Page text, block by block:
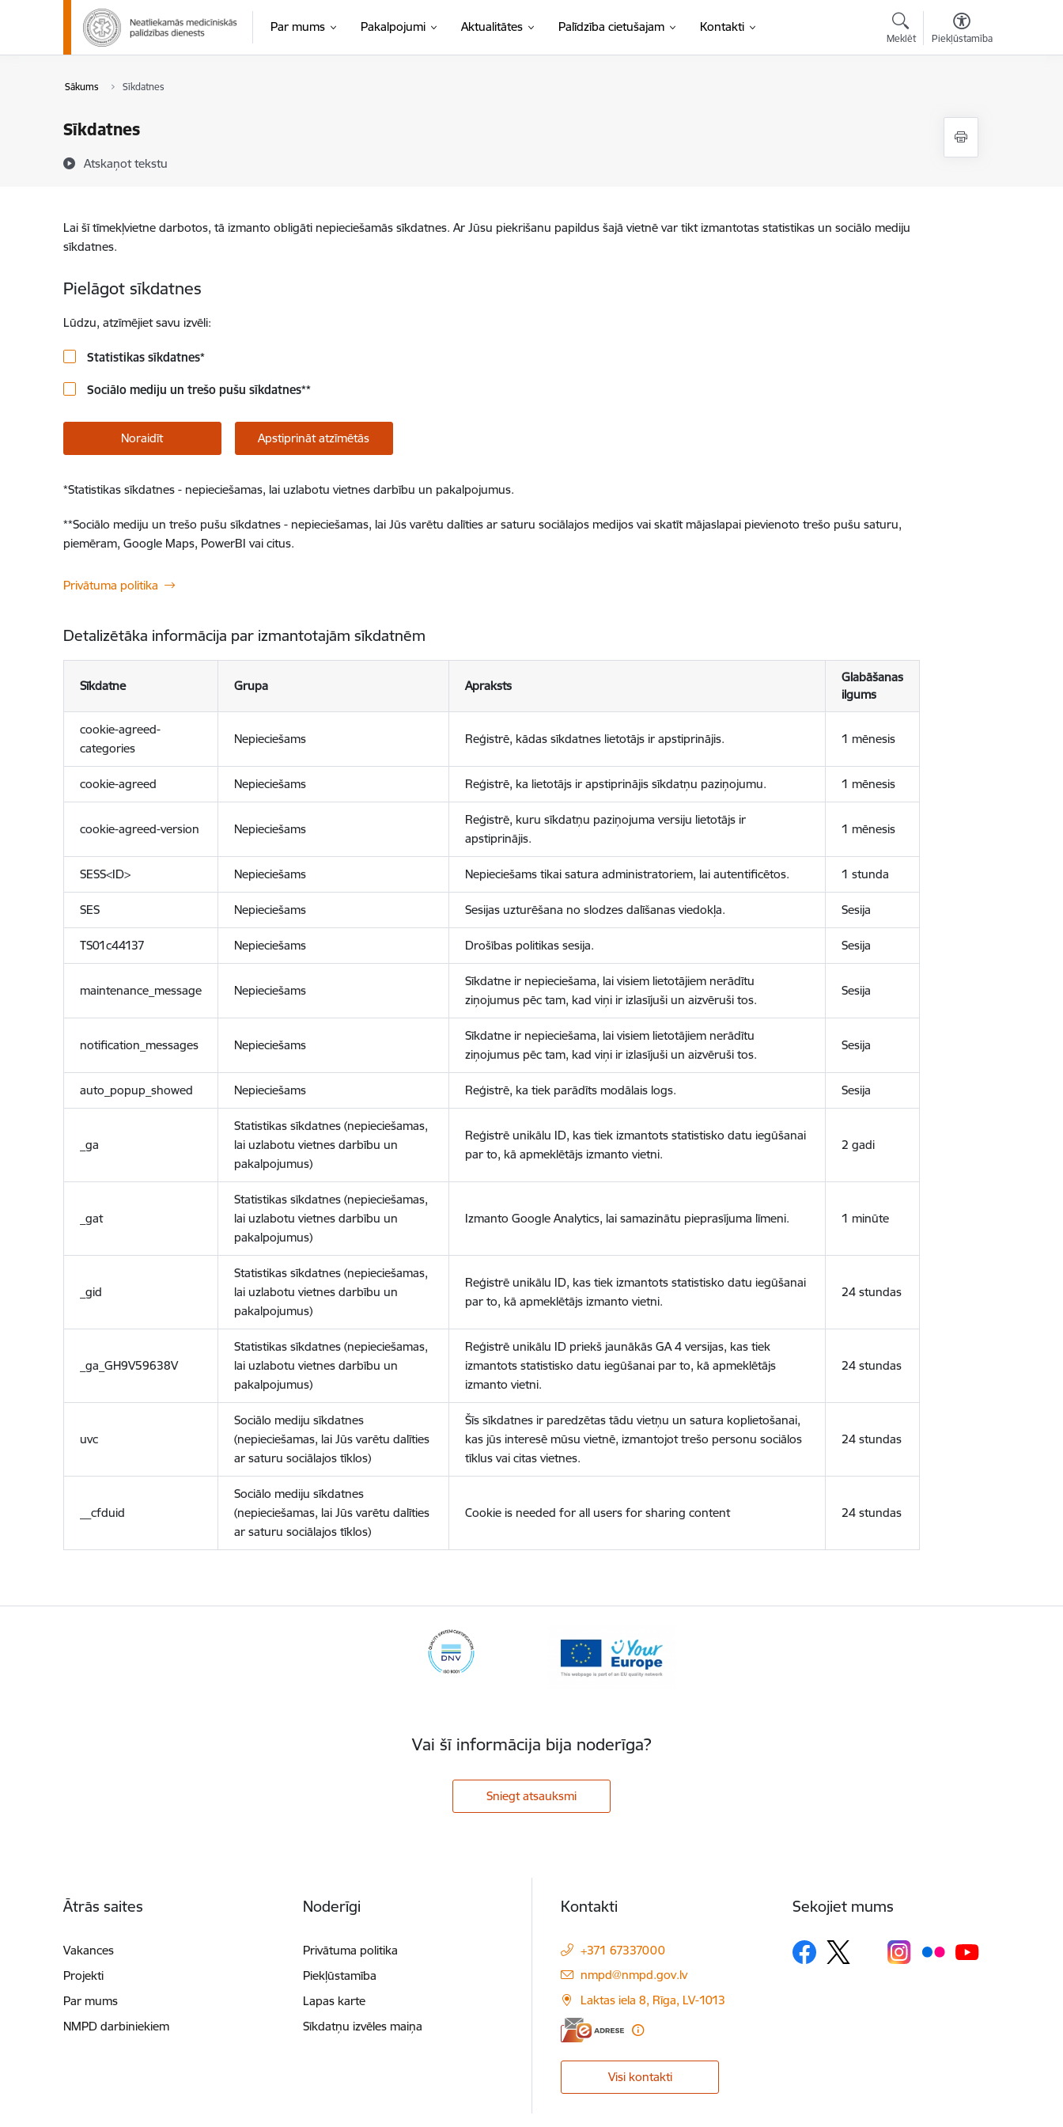
Pāriet uz lapas saturu
Par mums Pakalpojumi Aktualitātes Palīdzība cietušajam Kontakti
Meklēt Piekļūstamība
Sākums Sīkdatnes
Sīkdatnes
Atskaņot tekstu
Lai šī tīmekļvietne darbotos, tā izmanto obligāti nepieciešamās sīkdatnes. Ar Jūsu piekrišanu papildus šajā vietnē var tikt izmantotas statistikas un sociālo mediju
sīkdatnes.
Pielāgot sīkdatnes
Lūdzu, atzīmējiet savu izvēli:
Statistikas sīkdatnes*
Sociālo mediju un trešo pušu sīkdatnes**
Noraidīt Apstiprināt atzīmētās
*Statistikas sīkdatnes - nepieciešamas, lai uzlabotu vietnes darbību un pakalpojumus.
**Sociālo mediju un trešo pušu sīkdatnes - nepieciešamas, lai Jūs varētu dalīties ar saturu sociālajos medijos vai skatīt mājaslapai pievienoto trešo pušu saturu,
piemēram, Google Maps, PowerBI vai citus.
Privātuma politika
Detalizētāka informācija par izmantotajām sīkdatnēm
Sīkdatne Grupa Apraksts
Glabāšanas
ilgums
cookie-agreed-
categories
Nepieciešams Reģistrē, kādas sīkdatnes lietotājs ir apstiprinājis. 1 mēnesis
cookie-agreed Nepieciešams Reģistrē, ka lietotājs ir apstiprinājis sīkdatņu paziņojumu. 1 mēnesis
cookie-agreed-version Nepieciešams
Reģistrē, kuru sīkdatņu paziņojuma versiju lietotājs ir
apstiprinājis.
1 mēnesis
SESS<ID> Nepieciešams Nepieciešams tikai satura administratoriem, lai autentificētos. 1 stunda
SES Nepieciešams Sesijas uzturēšana no slodzes dalīšanas viedokļa. Sesija
TS01c44137 Nepieciešams Drošības politikas sesija. Sesija
maintenance_message Nepieciešams
Sīkdatne ir nepieciešama, lai visiem lietotājiem nerādītu
ziņojumus pēc tam, kad viņi ir izlasījuši un aizvēruši tos.
Sesija
notification_messages Nepieciešams
Sīkdatne ir nepieciešama, lai visiem lietotājiem nerādītu
ziņojumus pēc tam, kad viņi ir izlasījuši un aizvēruši tos.
Sesija
auto_popup_showed Nepieciešams Reģistrē, ka tiek parādīts modālais logs. Sesija
_ga
Statistikas sīkdatnes (nepieciešamas,
lai uzlabotu vietnes darbību un
pakalpojumus)
Reģistrē unikālu ID, kas tiek izmantots statistisko datu iegūšanai
par to, kā apmeklētājs izmanto vietni.
2 gadi
_gat
Statistikas sīkdatnes (nepieciešamas,
lai uzlabotu vietnes darbību un
pakalpojumus)
Izmanto Google Analytics, lai samazinātu pieprasījuma līmeni. 1 minūte
_gid
Statistikas sīkdatnes (nepieciešamas,
lai uzlabotu vietnes darbību un
pakalpojumus)
Reģistrē unikālu ID, kas tiek izmantots statistisko datu iegūšanai
par to, kā apmeklētājs izmanto vietni.
24 stundas
_ga_GH9V59638V
Statistikas sīkdatnes (nepieciešamas,
lai uzlabotu vietnes darbību un
pakalpojumus)
Reģistrē unikālu ID priekš jaunākās GA 4 versijas, kas tiek
izmantots statistisko datu iegūšanai par to, kā apmeklētājs
izmanto vietni.
24 stundas
uvc
Sociālo mediju sīkdatnes
(nepieciešamas, lai Jūs varētu dalīties
ar saturu sociālajos tīklos)
Šīs sīkdatnes ir paredzētas tādu vietņu un satura koplietošanai,
kas jūs interesē mūsu vietnē, izmantojot trešo personu sociālos
tīklus vai citas vietnes.
24 stundas
__cfduid
Sociālo mediju sīkdatnes
(nepieciešamas, lai Jūs varētu dalīties
ar saturu sociālajos tīklos)
Cookie is needed for all users for sharing content 24 stundas
Vai šī informācija bija noderīga?
Sniegt atsauksmi
Ātrās saites
Vakances
Projekti
Par mums
NMPD darbiniekiem
Noderīgi
Privātuma politika
Piekļūstamība
Lapas karte
Sīkdatņu izvēles maiņa
Kontakti
+371 67337000
E-pasts:
nmpd@nmpd.gov.lv
Laktas iela 8, Rīga, LV-1013
Visi kontakti
Sekojiet mums